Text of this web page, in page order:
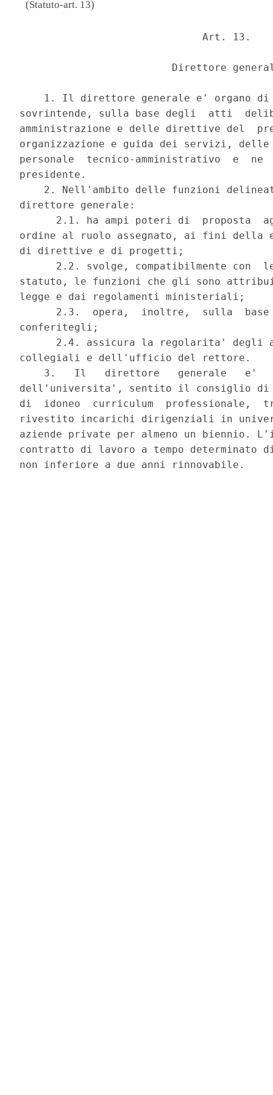
(Statuto-art. 13)
                              Art. 13.
Direttore
1. Il direttore generale e' organo
sovrintende, sulla base degli  atti
amministrazione e delle direttive del
organizzazione e guida dei servizi,
personale  tecnico-amministrativo  e
presidente.
2. Nell'ambito delle funzioni
direttore generale:
2.1. ha ampi poteri di  proposta
ordine al ruolo assegnato, ai fini della
di direttive e di progetti;
2.2. svolge, compatibilmente con
statuto, le funzioni che gli sono
legge e dai regolamenti ministeriali;
2.3.  opera,  inoltre,  sulla
conferitegli;
2.4. assicura la regolarita' degli
collegiali e dell'ufficio del rettore.
3.   Il   direttore   generale   e'
dell'universita', sentito il consiglio di
di  idoneo  curriculum  professionale,
rivestito incarichi dirigenziali in
aziende private per almeno un biennio.
contratto di lavoro a tempo
non inferiore a due anni rinnovabile.